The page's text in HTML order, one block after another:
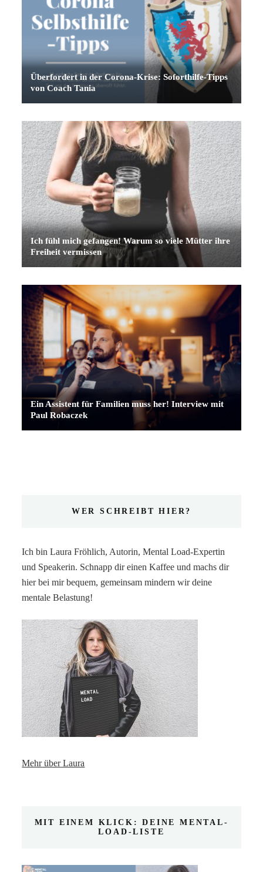
Überfordert in der Corona-Krise: Soforthilfe-Tipps
von Coach Tania
Ich fühl mich gefangen! Warum so viele Mütter ihre
Freiheit vermissen
Ein Assistent für Familien muss her! Interview mit
Paul Robaczek
WER SCHREIBT HIER?
Ich bin Laura Fröhlich, Autorin, Mental Load-Expertin
und Speakerin. Schnapp dir einen Kaffee und machs dir
hier bei mir bequem, gemeinsam mindern wir deine
mentale Belastung!
Mehr über Laura
MIT EINEM KLICK: DEINE MENTAL-
LOAD-LISTE